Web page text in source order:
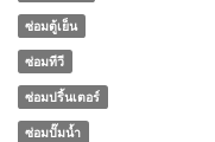
ซ่อมตู้เย็น
ซ่อมทีวี
ซ่อมปริ้นเตอร์
ซ่อมปั๊มน้ำ